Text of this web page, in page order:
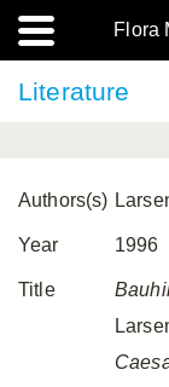
Flora
Literature
Authors(s)
Year 1996
Title